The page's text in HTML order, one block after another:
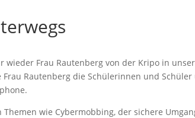
wieder Frau Rautenberg von der Kripo in
Rautenberg die Schülerinnen und
wie Cybermobbing, der sichere